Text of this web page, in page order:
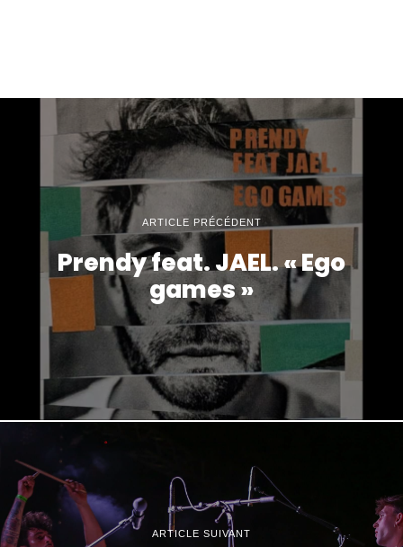
ARTICLE PRÉCÉDENT
Prendy feat. JAEL. « Ego
games »
ARTICLE SUIVANT